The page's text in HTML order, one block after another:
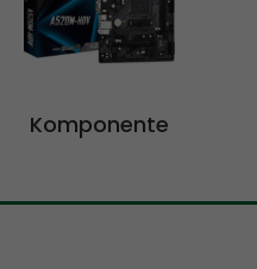
Komponente